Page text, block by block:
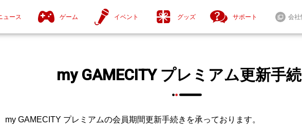
ュース ゲーム イベント グッズ サポート 会社
my GAMECITY プレミアム更新手
my GAMECITY プレミアムの会員期間更新手続きを承っております。